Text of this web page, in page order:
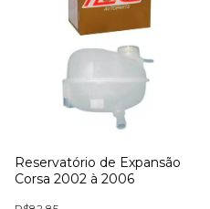
Reservatório de Expansão
Corsa 2002 à 2006